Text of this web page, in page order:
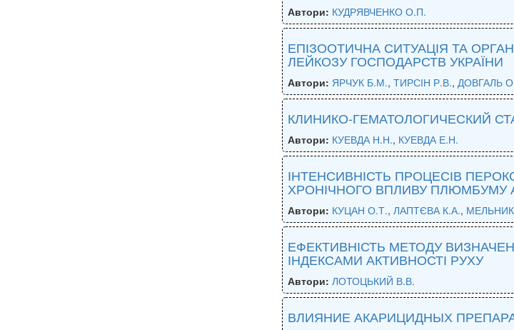
Автори: КУДРЯВЧЕНКО О.П.
ЕПІЗООТИЧНА СИТУАЦІЯ ТА
ЛЕЙКОЗУ ГОСПОДАРСТВ УКРАЇНИ
Автори: ЯРЧУК Б.М., ТИРСІН Р.В., ДОВГАЛЬ
КЛИНИКО-ГЕМАТОЛОГИЧЕСКИЙ
Автори: КУЕВДА Н.Н., КУЕВДА Е.Н.
ІНТЕНСИВНІСТЬ ПРОЦЕСІВ
ХРОНІЧНОГО ВПЛИВУ ПЛЮМБУМУ
Автори: КУЦАН О.Т., ЛАПТЄВА К.А.,
ЕФЕКТИВНІСТЬ МЕТОДУ
ІНДЕКСАМИ АКТИВНОСТІ РУХУ
Автори: ЛОТОЦЬКИЙ В.В.
ВЛИЯНИЕ АКАРИЦИДНЫХ